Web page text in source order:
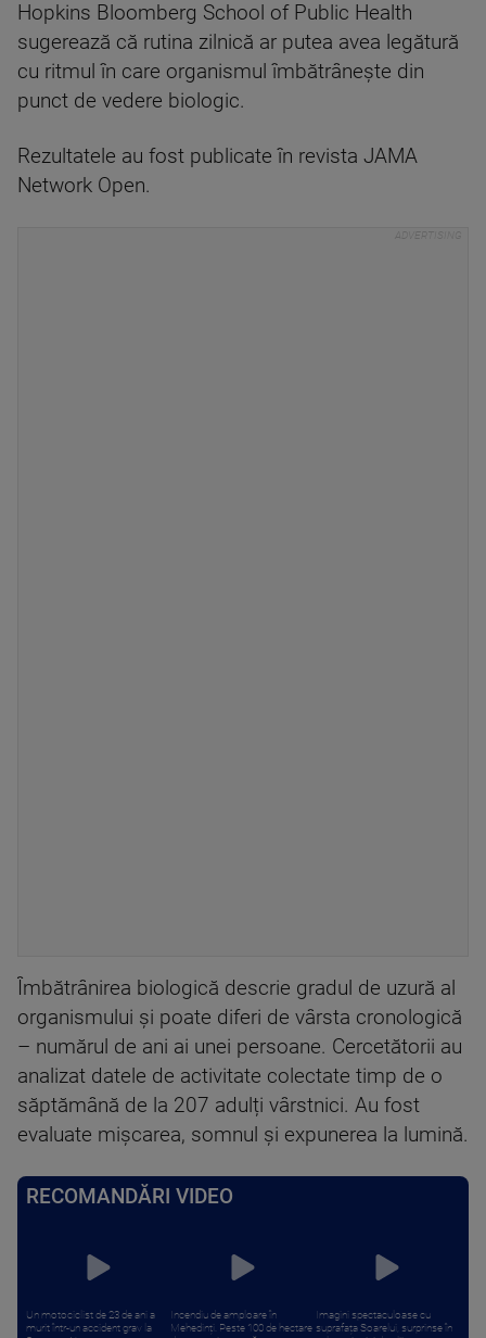
Hopkins Bloomberg School of Public Health
sugerează că rutina zilnică ar putea avea legătură
cu ritmul în care organismul îmbătrânește din
punct de vedere biologic.
Rezultatele au fost publicate în revista JAMA
Network Open.
Îmbătrânirea biologică descrie gradul de uzură al
organismului și poate diferi de vârsta cronologică
– numărul de ani ai unei persoane. Cercetătorii au
analizat datele de activitate colectate timp de o
săptămână de la 207 adulți vârstnici. Au fost
evaluate mișcarea, somnul și expunerea la lumină.
RECOMANDĂRI VIDEO
Un motociclist de 23 de ani a
murit într-un accident grav la
Incendiu de amploare în
Mehedinți. Peste 100 de hectare
Imagini spectaculoase cu
suprafața Soarelui, surprinse în